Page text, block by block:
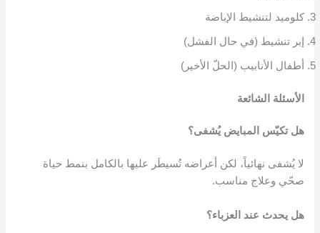
كلوميد لتنشيط الإباضة
إبر تنشيط (في حال الفشل)
أطفال الأنابيب (الحلّ الأخير)
الأسئلة الشائعة
هل تكيّس المبايض يُشفى؟
لا يُشفى نهائياً، لكن أعراضه تُسيطَر عليها بالكامل بنمط حياة
صحّي وعلاج مناسب.
هل يحدث عند العزباء؟